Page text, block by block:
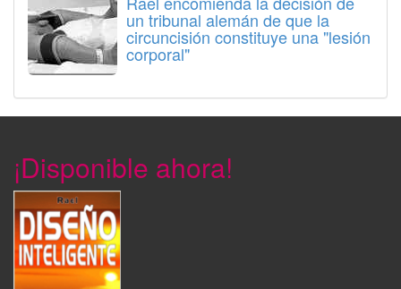
un tribunal alemán de que la
circuncisión constituye una "lesión
corporal"
¡Disponible ahora!